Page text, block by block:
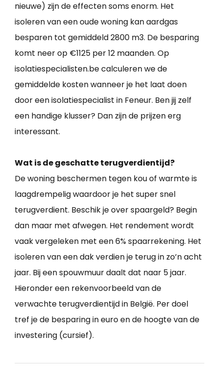
nieuwe) zijn de effecten soms enorm. Het
isoleren van een oude woning kan aardgas
besparen tot gemiddeld 2800 m3. De besparing
komt neer op €1125 per 12 maanden. Op
isolatiespecialisten.be calculeren we de
gemiddelde kosten wanneer je het laat doen
door een isolatiespecialist in Feneur. Ben jij zelf
een handige klusser? Dan zijn de prijzen erg
interessant.
Wat is de geschatte terugverdientijd?
De woning beschermen tegen kou of warmte is
laagdrempelig waardoor je het super snel
terugverdient. Beschik je over spaargeld? Begin
dan maar met afwegen. Het rendement wordt
vaak vergeleken met een 6% spaarrekening. Het
isoleren van een dak verdien je terug in zo’n acht
jaar. Bij een spouwmuur daalt dat naar 5 jaar.
Hieronder een rekenvoorbeeld van de
verwachte terugverdientijd in België. Per doel
tref je de besparing in euro en de hoogte van de
investering (cursief).